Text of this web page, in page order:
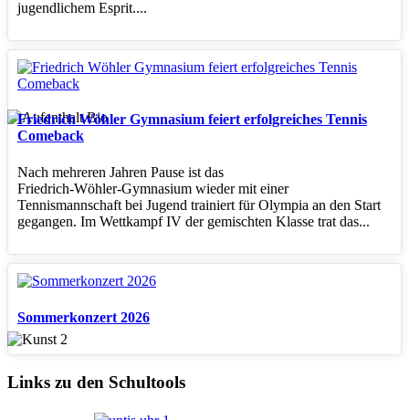
jugendlichem Esprit....
Friedrich Wöhler Gymnasium feiert erfolgreiches Tennis
Comeback
Nach mehreren Jahren Pause ist das
Friedrich‑Wöhler‑Gymnasium wieder mit einer
Tennismannschaft bei Jugend trainiert für Olympia an den Start
gegangen. Im Wettkampf IV der gemischten Klasse trat das...
Sommerkonzert 2026
Links zu den Schultools